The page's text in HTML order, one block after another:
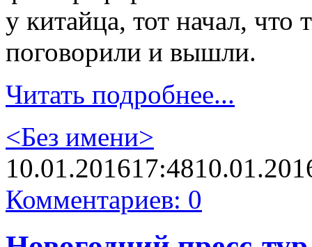
у китайца, тот начал,
поговорили и вышли.
Читать подробнее...
<Без имени>
10.01.201617:48
Комментариев: 0